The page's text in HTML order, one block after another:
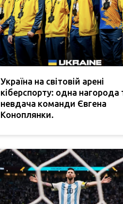
Україна на світовій арені
кіберспорту: одна нагорода
невдача команди Євгена
Коноплянки.